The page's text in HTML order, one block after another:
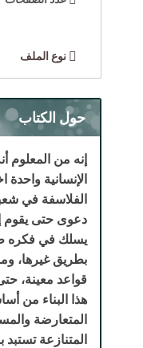
نوع
حول الكتاب
إنه من
الإنسانية واحدة
الفلاسفة في
دعوى حتى يقوم
يسلك في فكره
بطريق غيرها،
قواعد معينة،
هذا البناء من
المتعارضة
المتنازعة